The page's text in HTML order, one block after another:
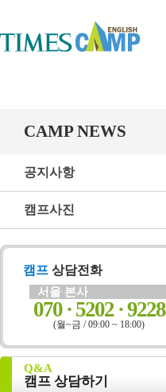
CAMP NEWS
공지사항
캠프사진
캠프 상담전화
서울 본사
070 · 5202 · 9228
(월~금 / 09:00 ~ 18:00)
Q&A
캠프 상담하기